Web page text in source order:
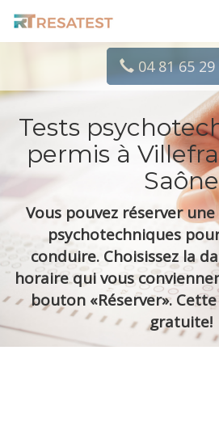
04 81 65 29
Tests
permis à
Saône
Vous pouvez réserver
psychotechniques
conduire. Choisissez la
horaire qui vous
bouton «Réserver».
gratuite!